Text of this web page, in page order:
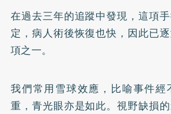
在過去三年的追蹤中發現，這項
定，病人術後恢復也快，因此已
項之一。
我們常用雪球效應，比喻事件經
重，青光眼亦是如此。視野缺損